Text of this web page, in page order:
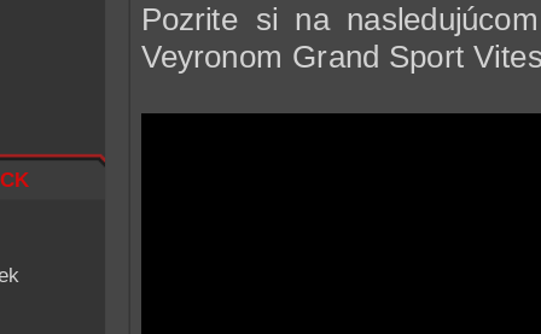
Pozrite si na
Veyronom Grand Sport